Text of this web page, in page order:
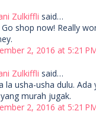
Zulkiffli said…
Go shop now! Really
2, 2016 at 5:21
Zulkiffli said…
la usha-usha dulu. Ada
murah jugak.
2, 2016 at 5:21